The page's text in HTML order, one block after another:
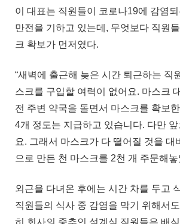
이 대표는 직원들이 코로나19에 감염
만전을 기하고 있는데, 무엇보다 직원
크 확보가 먼저였다.
“새벽에 출근해 늦은 시간 퇴근하는 직
스크를 구입할 여력이 없어요. 마스크
전 주변 약국을 돌면서 마스크를 확보
4개 정도는 지급하고 있습니다. 다만 앞
요. 그래서 마스크가 다 떨어질 것을 대
으로 만든 천 마스크를 2천 개 주문해놓
외근을 다녀온 후에는 시간 차를 두고
직원들의 식사 중 감염을 막기 위해서